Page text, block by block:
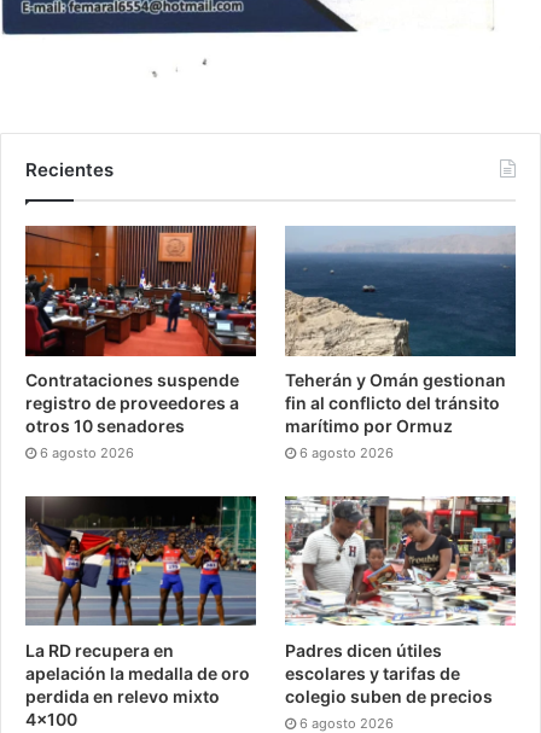
Recientes
Contrataciones suspende
registro de proveedores a
otros 10 senadores
6 agosto 2026
Teherán y Omán gestionan
fin al conflicto del tránsito
marítimo por Ormuz
6 agosto 2026
La RD recupera en
apelación la medalla de oro
perdida en relevo mixto
4×100
Padres dicen útiles
escolares y tarifas de
colegio suben de precios
6 agosto 2026